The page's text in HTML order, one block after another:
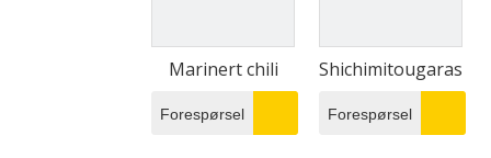
Marinert chili
Forespørsel
Shichimitougarashi
Forespørsel